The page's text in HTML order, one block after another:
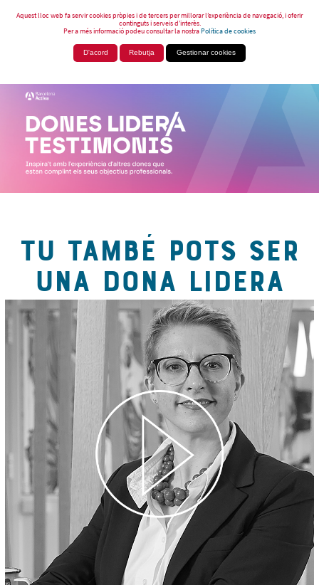
Aquest lloc web fa servir cookies pròpies i de tercers per millorar l’experiència de navegació, i oferir
continguts i serveis d’interès.
Per a més informació podeu consultar la nostraPolítica de cookies
D'acord Rebutja Gestionar cookies
TU TAMBÉ POTS SER
UNA DONA LIDERA